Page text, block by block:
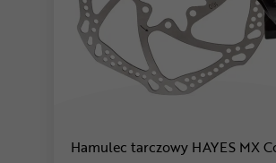
Hamulec tarczowy HAYES MX